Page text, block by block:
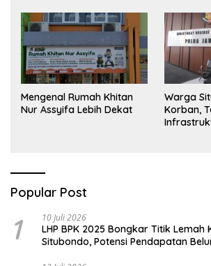
Mengenal Rumah Khitan
Nur Assyifa Lebih Dekat
Warga
Korban,
Popular Post
1 10 Juli 2026
LHP BPK 2025 Bongkar Titik Lemah
Situbondo, Potensi Pendapatan